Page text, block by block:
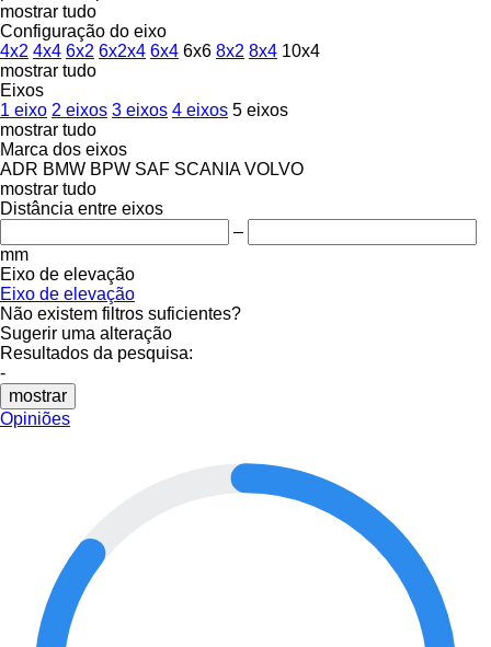
mostrar tudo
Configuração do eixo
4x2 4x4 6x2 6x2x4 6x4 6x6 8x2 8x4 10x4
mostrar tudo
Eixos
1 eixo 2 eixos 3 eixos 4 eixos 5 eixos
mostrar tudo
Marca dos eixos
ADR BMW BPW SAF SCANIA VOLVO
mostrar tudo
Distância entre eixos
–
mm
Eixo de elevação
Eixo de elevação
Não existem filtros suficientes?
Sugerir uma alteração
Resultados da pesquisa:
-
mostrar
Opiniões